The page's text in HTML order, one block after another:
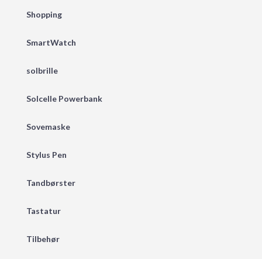
Shopping
SmartWatch
solbrille
Solcelle Powerbank
Sovemaske
Stylus Pen
Tandbørster
Tastatur
Tilbehør